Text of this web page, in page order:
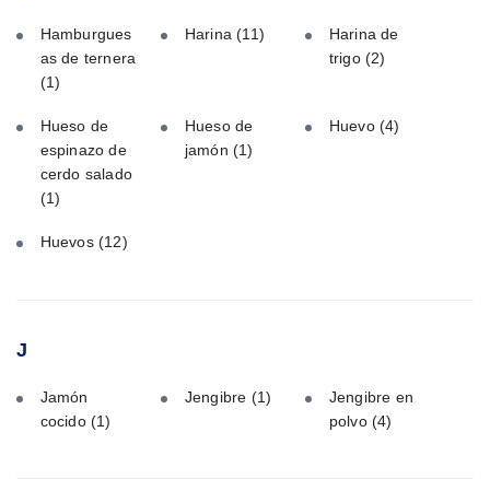
Hamburgues
as de ternera
(1)
Harina(11)
Harina de
trigo(2)
Hueso de
espinazo de
cerdo salado
(1)
Hueso de
jamón (1)
Huevo(4)
Huevos (12)
J
Jamón
cocido (1)
Jengibre (1)
Jengibre en
polvo(4)